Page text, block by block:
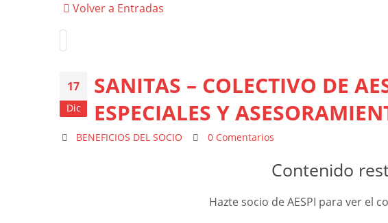
Volver a Entradas
17
Dic
SANITAS – COLECTIVO DE
ESPECIALES Y
BENEFICIOS DEL SOCIO 0 Comentarios
Contenido
Hazte socio de AESPI para ver el